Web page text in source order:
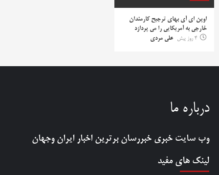
اوپن ای آی بهای ترجیح کارمندان
خارجی به آمریکایی را می پردازد
4 روز پیش
علی مردی
درباره ما
وب سایت خبری خبررسان برترین اخبار ایران وجهان
لینک های مفید